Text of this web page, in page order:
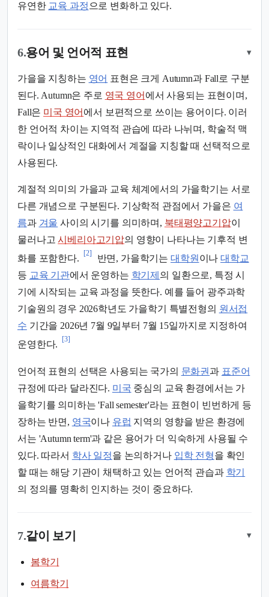
유연한 교육 과정 으로 변화하고 있다.
6.용어 및 언어적 표현 ▾
가을을 지칭하는 영어 표현은 크게 Autumn과 Fall로 구분
된다. Autumn은 주로 영국 영어 에서 사용되는 표현이며,
Fall은 미국 영어 에서 보편적으로 쓰이는 용어이다. 이러
한 언어적 차이는 지역적 관습에 따라 나뉘며, 학술적 맥
락이나 일상적인 대화에서 계절을 지칭할 때 선택적으로
사용된다.
계절적 의미의 가을과 교육 체계에서의 가을학기는 서로
다른 개념으로 구분된다. 기상학적 관점에서 가을은 여
름과 겨울 사이의 시기를 의미하며, 북태평양고기압이
물러나고시베리아고기압의 영향이 나타나는 기후적 변
화를 포함한다.
[2]
반면, 가을학기는 대학원 이나대학교
등 교육 기관에서 운영하는 학기제 의 일환으로, 특정 시
기에 시작되는 교육 과정을 뜻한다. 예를 들어 광주과학
기술원의 경우 2026학년도 가을학기 특별전형의 원서접
수 기간을 2026년 7월 9일부터 7월 15일까지로 지정하여
운영한다.
[3]
언어적 표현의 선택은 사용되는 국가의 문화권 과 표준어
규정에 따라 달라진다. 미국 중심의 교육 환경에서는 가
을학기를 의미하는 'Fall semester'라는 표현이 빈번하게 등
장하는 반면, 영국이나 유럽 지역의 영향을 받은 환경에
서는 'Autumn term'과 같은 용어가 더 익숙하게 사용될 수
있다. 따라서 학사 일정을 논의하거나 입학 전형을 확인
할 때는 해당 기관이 채택하고 있는 언어적 관습과 학기
의 정의를 명확히 인지하는 것이 중요하다.
7.같이 보기 ▾
봄학기
여름학기